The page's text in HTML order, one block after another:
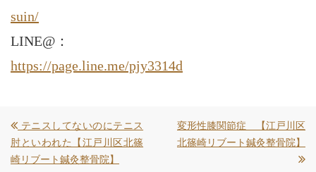
suin/
LINE@：
https://page.line.me/pjy3314d
テニスしてないのにテニス
肘といわれた【江戸川区北篠
崎リブート鍼灸整骨院】
変形性膝関節症 【江戸川区
北篠崎リブート鍼灸整骨院】